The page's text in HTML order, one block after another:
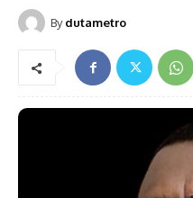
By dutametro